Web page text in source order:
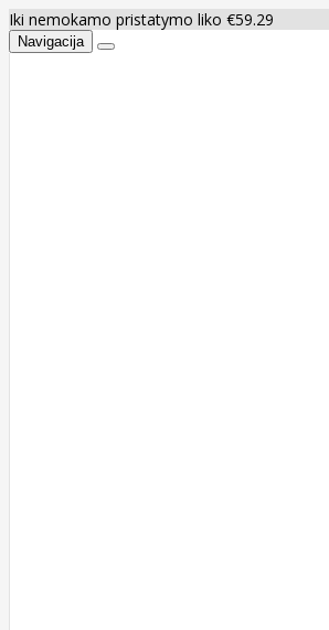
Iki nemokamo pristatymo liko €59.29
Navigacija